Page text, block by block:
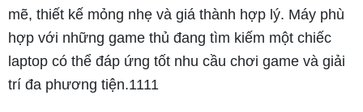
mẽ, thiết kế mỏng nhẹ và giá thành hợp lý. Máy phù
hợp với những game thủ đang tìm kiếm một chiếc
laptop có thể đáp ứng tốt nhu cầu chơi game và giải
trí đa phương tiện.1111